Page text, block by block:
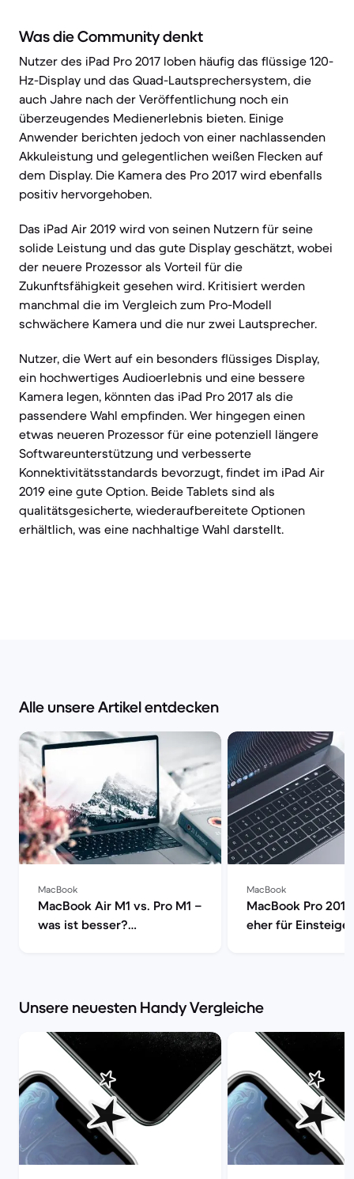
Was die Community denkt
Nutzer des iPad Pro 2017 loben häufig das flüssige 120-
Hz-Display und das Quad-Lautsprechersystem, die
auch Jahre nach der Veröffentlichung noch ein
überzeugendes Medienerlebnis bieten. Einige
Anwender berichten jedoch von einer nachlassenden
Akkuleistung und gelegentlichen weißen Flecken auf
dem Display. Die Kamera des Pro 2017 wird ebenfalls
positiv hervorgehoben.
Das iPad Air 2019 wird von seinen Nutzern für seine
solide Leistung und das gute Display geschätzt, wobei
der neuere Prozessor als Vorteil für die
Zukunftsfähigkeit gesehen wird. Kritisiert werden
manchmal die im Vergleich zum Pro-Modell
schwächere Kamera und die nur zwei Lautsprecher.
Nutzer, die Wert auf ein besonders flüssiges Display,
ein hochwertiges Audioerlebnis und eine bessere
Kamera legen, könnten das iPad Pro 2017 als die
passendere Wahl empfinden. Wer hingegen einen
etwas neueren Prozessor für eine potenziell längere
Softwareunterstützung und verbesserte
Konnektivitätsstandards bevorzugt, findet im iPad Air
2019 eine gute Option. Beide Tablets sind als
qualitätsgesicherte, wiederaufbereitete Optionen
erhältlich, was eine nachhaltige Wahl darstellt.
Alle unsere Artikel entdecken
MacBook
MacBook Air M1 vs. Pro M1 –
was ist besser?
MacBook
MacBook Pro
eher für
Unsere neuesten Handy Vergleiche